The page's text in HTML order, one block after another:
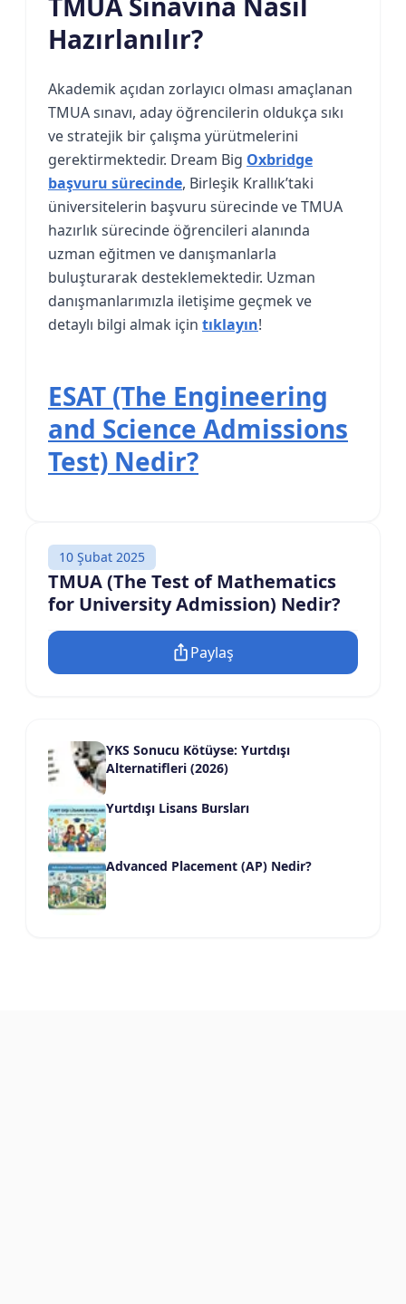
Hazırlanılır?
Akademik açıdan zorlayıcı olması amaçlanan
TMUA sınavı, aday öğrencilerin oldukça sıkı
ve stratejik bir çalışma yürütmelerini
gerektirmektedir. Dream Big Oxbridge
başvuru sürecinde, Birleşik Krallık’taki
üniversitelerin başvuru sürecinde ve TMUA
hazırlık sürecinde öğrencileri alanında
uzman eğitmen ve danışmanlarla
buluşturarak desteklemektedir. Uzman
danışmanlarımızla iletişime geçmek ve
detaylı bilgi almak için tıklayın!
ESAT (The Engineering
and Science Admissions
Test) Nedir?
10 Şubat 2025
TMUA (The Test of Mathematics
for University Admission) Nedir?
Paylaş
YKS Sonucu Kötüyse: Yurtdışı
Alternatifleri (2026)
Yurtdışı Lisans Bursları
Advanced Placement (AP) Nedir?